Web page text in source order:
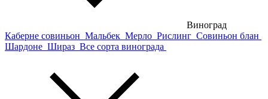
Виноград
Каберне совиньон Мальбек Мерло Рислинг Совиньон блан
Шардоне Шираз Все сорта винограда